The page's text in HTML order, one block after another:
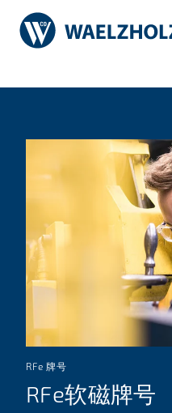
RFe 牌号
RFe软磁牌号